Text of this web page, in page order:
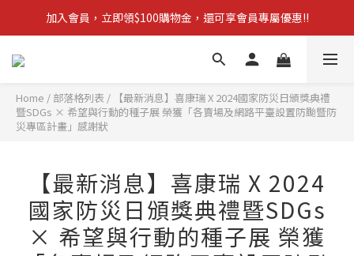
【新品上市】拋棄型簡易廁所 防災必備!
加入會員，立即領$100購物金，還可享會員專屬優惠!!
訂單滿$1,600，立即享免運優惠
Home / 部落格列表 /
【最新消息】喜康瑞 X 2024國家防災日頒獎典禮
暨SDGs × 希望與行動的種子展 榮獲「各賣場及網路平臺設置防颱暨防
災專區計畫」感謝狀
【最新消息】喜康瑞 X 2024
國家防災日頒獎典禮暨SDGs
× 希望與行動的種子展 榮獲